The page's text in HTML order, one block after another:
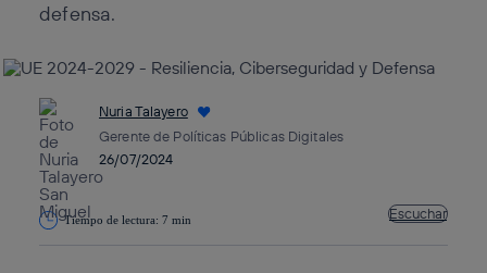
defensa.
Nuria Talayero
Gerente de Políticas Públicas Digitales
26/07/2024
Tiempo de lectura: 7 min Escuchar